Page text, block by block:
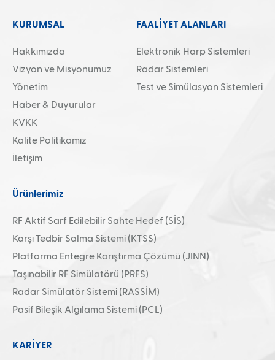
KURUMSAL
Hakkımızda
Vizyon ve Misyonumuz
Yönetim
Haber & Duyurular
KVKK
Kalite Politikamız
İletişim
FAALİYET ALANLARI
Elektronik Harp Sistemleri
Radar Sistemleri
Test ve Simülasyon Sistemleri
Ürünlerimiz
RF Aktif Sarf Edilebilir Sahte Hedef (SİS)
Karşı Tedbir Salma Sistemi (KTSS)
Platforma Entegre Karıştırma Çözümü (JINN)
Taşınabilir RF Simülatörü (PRFS)
Radar Simülatör Sistemi (RASSİM)
Pasif Bileşik Algılama Sistemi (PCL)
KARİYER